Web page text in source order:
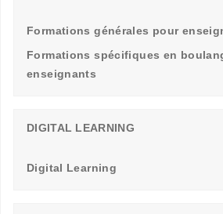
Formations générales pour
Formations spécifiques en
enseignants
DIGITAL LEARNING
Digital Learning